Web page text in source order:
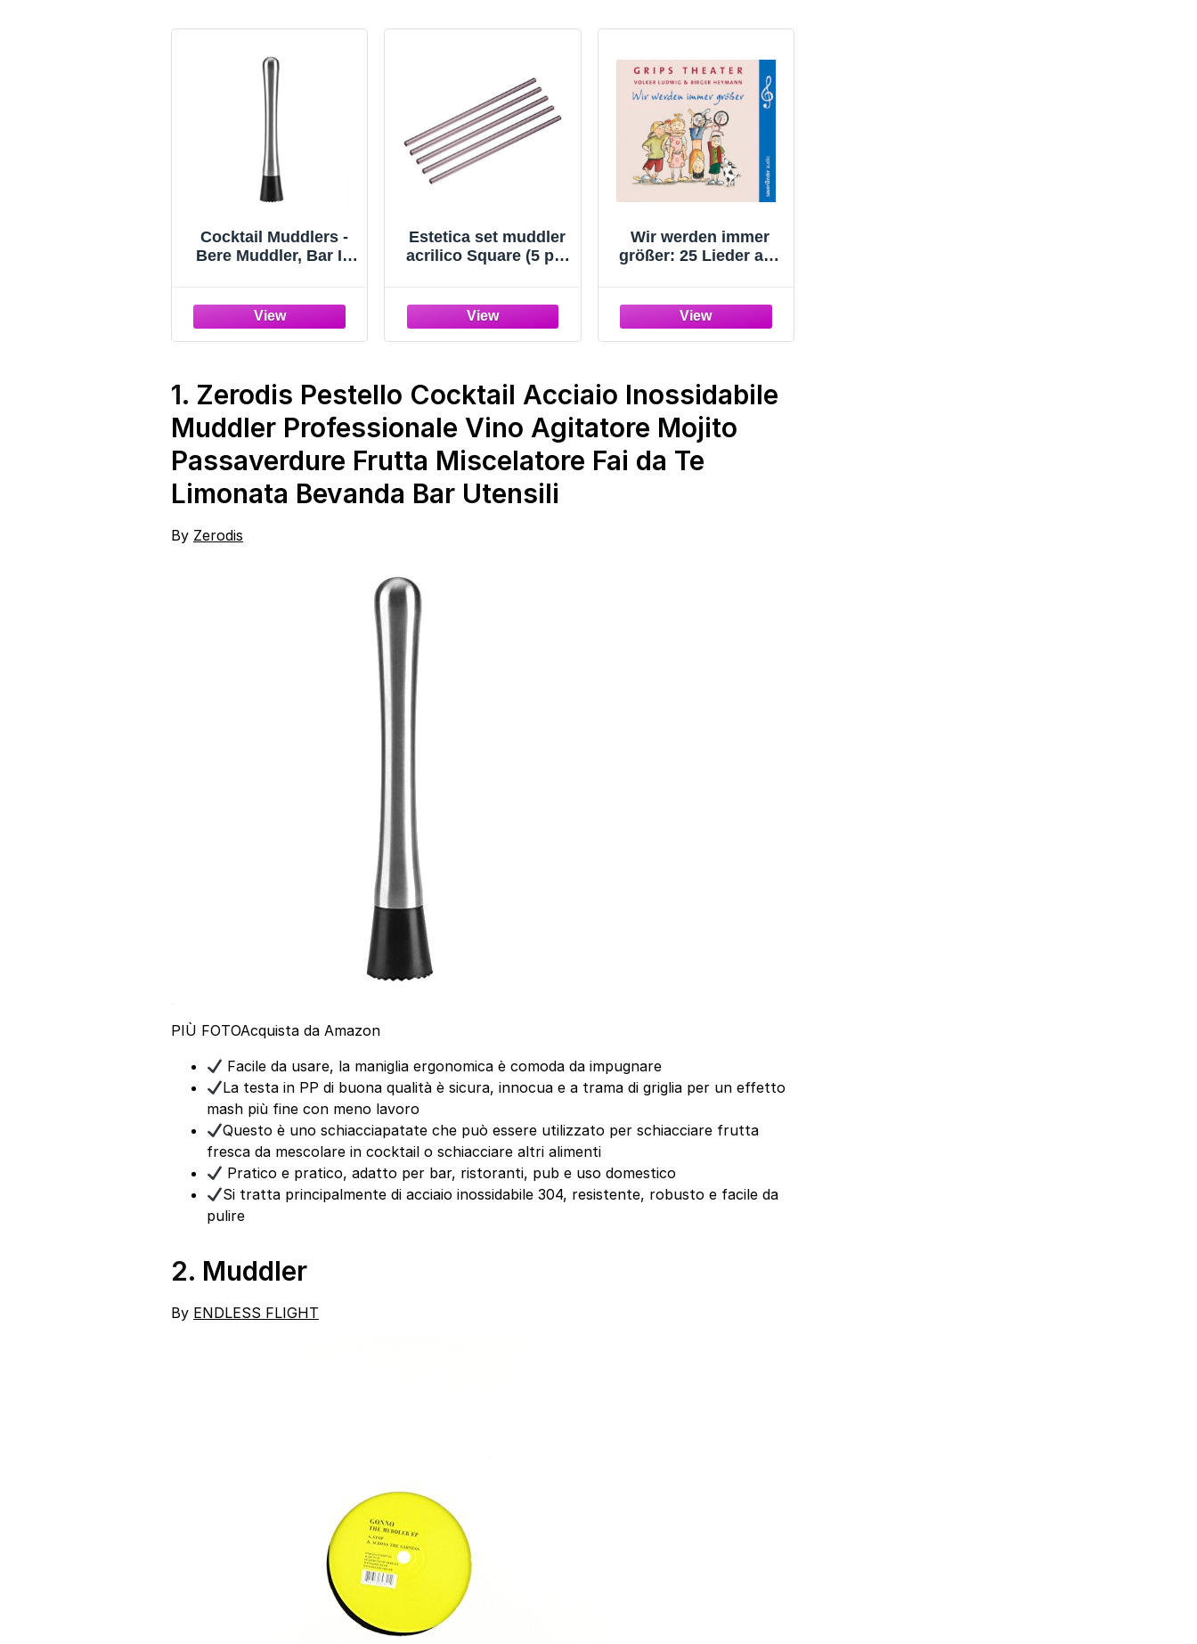
Cocktail Muddlers -
Bere Muddler, Bar In
Masher Fruit Mixer
Muddler Bar Tool
Estetica set muddler
acrilico Square (5 pc)
il manuale sono
scritte in giapponese)
Wir werden immer
größer: 25 Lieder aus
Welt
1. Zerodis Pestello Cocktail Acciaio Inossidabile
Muddler Professionale Vino Agitatore Mojito
Passaverdure Frutta Miscelatore Fai da Te
Limonata Bevanda Bar Utensili
By Zerodis
PIÙ FOTOAcquista da Amazon
Facile da usare, la maniglia ergonomica è comoda da impugnare
La testa in PP di buona qualità è sicura, innocua e a trama di griglia per un effetto
mash più fine con meno lavoro
Questo è uno schiacciapatate che può essere utilizzato per schiacciare frutta
fresca da mescolare in cocktail o schiacciare altri alimenti
Pratico e pratico, adatto per bar, ristoranti, pub e uso domestico
Si tratta principalmente di acciaio inossidabile 304, resistente, robusto e facile da
pulire
2. Muddler
By ENDLESS FLIGHT